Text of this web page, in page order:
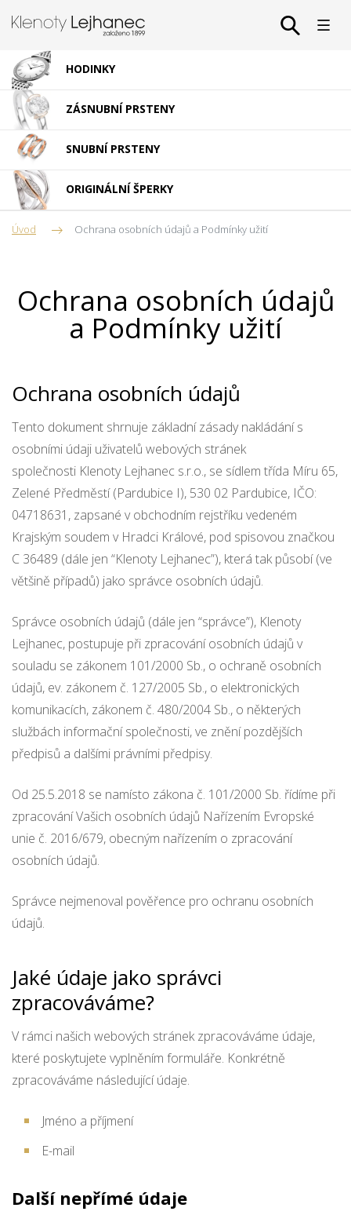
HODINKY
ZÁSNUBNÍ PRSTENY
SNUBNÍ PRSTENY
ORIGINÁLNÍ ŠPERKY
Úvod Ochrana osobních údajů a Podmínky užití
Ochrana osobních údajů
a Podmínky užití
Ochrana osobních údajů
Tento dokument shrnuje základní zásady nakládání s
osobními údaji uživatelů webových stránek
společnosti Klenoty Lejhanec s.r.o., se sídlem třída Míru 65,
Zelené Předměstí (Pardubice I), 530 02 Pardubice, IČO:
04718631, zapsané v obchodním rejstříku vedeném
Krajským soudem v Hradci Králové, pod spisovou značkou
C 36489 (dále jen “Klenoty Lejhanec”), která tak působí (ve
většině případů) jako správce osobních údajů.
Správce osobních údajů (dále jen “správce”), Klenoty
Lejhanec, postupuje při zpracování osobních údajů v
souladu se zákonem 101/2000 Sb., o ochraně osobních
údajů, ev. zákonem č. 127/2005 Sb., o elektronických
komunikacích, zákonem č. 480/2004 Sb., o některých
službách informační společnosti, ve znění pozdějších
předpisů a dalšími právními předpisy.
Od 25.5.2018 se namísto zákona č. 101/2000 Sb. řídíme při
zpracování Vašich osobních údajů Nařízením Evropské
unie č. 2016/679, obecným nařízením o zpracování
osobních údajů.
Správce nejmenoval pověřence pro ochranu osobních
údajů.
Jaké údaje jako správci
zpracováváme?
V rámci našich webových stránek zpracováváme údaje,
které poskytujete vyplněním formuláře. Konkrétně
zpracováváme následující údaje.
Jméno a příjmení
E-mail
Další nepřímé údaje